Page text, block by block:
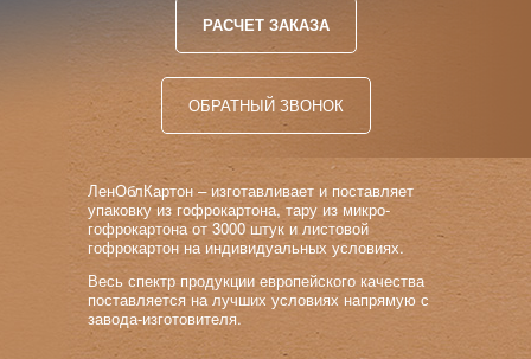
РАСЧЕТ ЗАКАЗА
ОБРАТНЫЙ ЗВОНОК
ЛенОблКартон – изготавливает и поставляет
упаковку из гофрокартона, тару из микро-
гофрокартона от 3000 штук и листовой
гофрокартон на индивидуальных условиях.
Весь спектр продукции европейского качества
поставляется на лучших условиях напрямую с
завода-изготовителя.